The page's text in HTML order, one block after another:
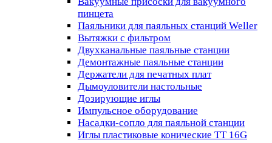
пинцета
Паяльники для паяльных станций Weller
Вытяжки с фильтром
Двухканальные паяльные станции
Демонтажные паяльные станции
Держатели для печатных плат
Дымоуловители настольные
Дозирующие иглы
Импульсное оборудование
Насадки-сопло для паяльной станции
Иглы пластиковые конические TT 16G